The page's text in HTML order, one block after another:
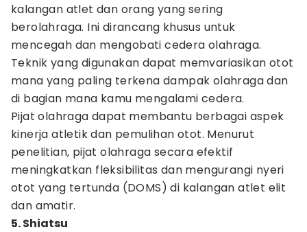
kalangan atlet dan orang yang sering
berolahraga. Ini dirancang khusus untuk
mencegah dan mengobati cedera olahraga.
Teknik yang digunakan dapat memvariasikan otot
mana yang paling terkena dampak olahraga dan
di bagian mana kamu mengalami cedera.
Pijat olahraga dapat membantu berbagai aspek
kinerja atletik dan pemulihan otot. Menurut
penelitian, pijat olahraga secara efektif
meningkatkan fleksibilitas dan mengurangi nyeri
otot yang tertunda (DOMS) di kalangan atlet elit
dan amatir.
5. Shiatsu